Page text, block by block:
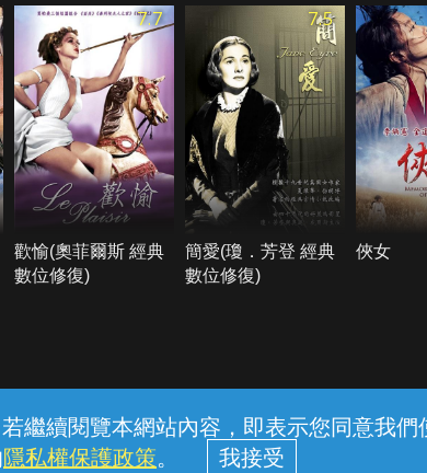
繼續閱覽本網站內容，即表示您同意我們
隱私權保護政策。
7.7
歡愉(奧菲爾斯 經典
數位修復)
7.5
簡愛(瓊．芳登 經典
數位修復)
俠女
服務條款 隱私權保護
司 (統一編號：96979949) © 2026